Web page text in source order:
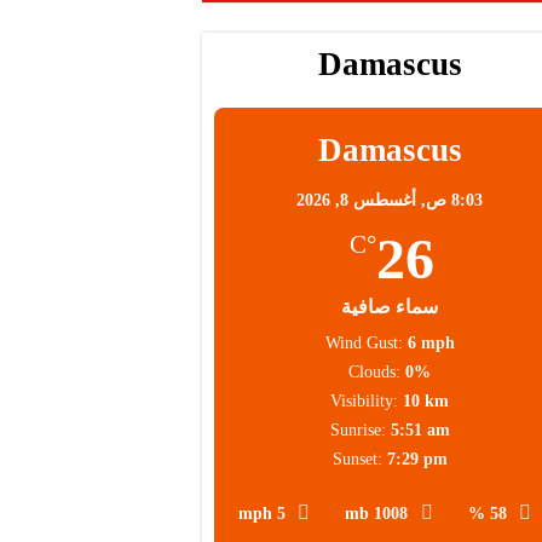
Damascus
Damascus
8:03 ص, أغسطس 8, 2026
26
°C
سماء صافية
58 %
1008 mb
5 mph
Wind Gust: 6 mph
Clouds: 0%
Visibility: 10 km
Sunrise: 5:51 am
Sunset: 7:29 pm